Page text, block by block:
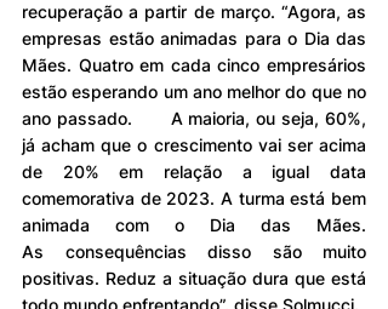
recuperação a partir de março. “Agora, as
empresas estão animadas para o Dia das
Mães. Quatro em cada cinco empresários
estão esperando um ano melhor do que no
ano passado. 	A maioria, ou seja, 60%,
já acham que o crescimento vai ser acima
de 20% em relação a igual data
comemorativa de 2023. A turma está bem
animada com o Dia das Mães.
As consequências disso são muito
positivas. Reduz a situação dura que está